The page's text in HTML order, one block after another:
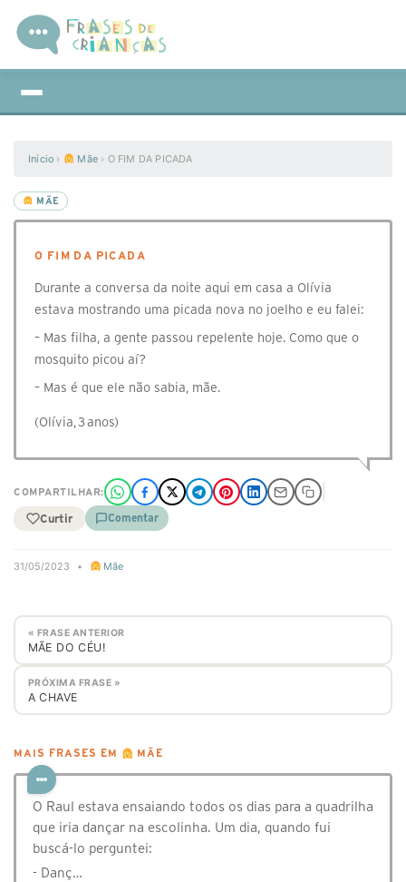
Início › Mãe › O FIM DA PICADA
MÃE
O FIM DA PICADA
Durante a conversa da noite aqui em casa a Olívia
estava mostrando uma picada nova no joelho e eu falei:
– Mas filha, a gente passou repelente hoje. Como que o
mosquito picou aí?
– Mas é que ele não sabia, mãe.
(Olívia, 3 anos)
COMPARTILHAR:
Curtir Comentar
31/05/2023 • Mãe
« FRASE ANTERIOR
MÃE DO CÉU!
PRÓXIMA FRASE »
A CHAVE
MAIS FRASES EM MÃE
O Raul estava ensaiando todos os dias para a quadrilha
que iria dançar na escolinha. Um dia, quando fui
buscá-lo perguntei:
- Danç…